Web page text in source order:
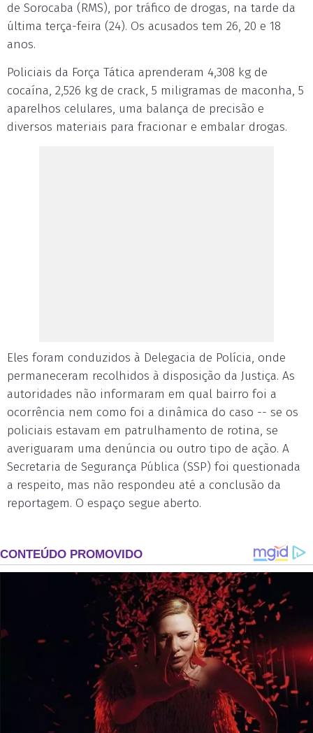
de Sorocaba (RMS), por tráfico de drogas, na tarde da
última terça-feira (24). Os acusados tem 26, 20 e 18
anos.
Policiais da Força Tática aprenderam 4,308 kg de
cocaína, 2,526 kg de crack, 5 miligramas de maconha, 5
aparelhos celulares, uma balança de precisão e
diversos materiais para fracionar e embalar drogas.
Eles foram conduzidos à Delegacia de Polícia, onde
permaneceram recolhidos à disposição da Justiça. As
autoridades não informaram em qual bairro foi a
ocorrência nem como foi a dinâmica do caso -- se os
policiais estavam em patrulhamento de rotina, se
averiguaram uma denúncia ou outro tipo de ação. A
Secretaria de Segurança Pública (SSP) foi questionada
a respeito, mas não respondeu até a conclusão da
reportagem. O espaço segue aberto.